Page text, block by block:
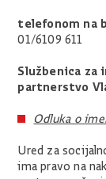
telefonom na
01/6109 611
Službenica za
partnerstvo
Odluka o
Ured za
ima pravo na